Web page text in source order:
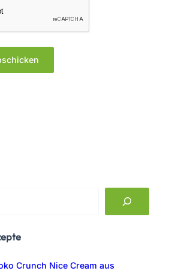
Crunch Nice Cream aus